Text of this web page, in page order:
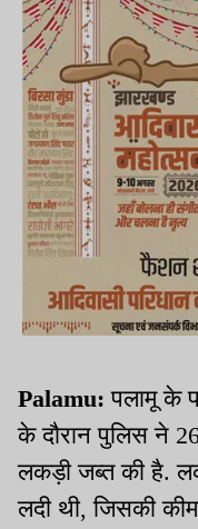
Palamu: पलामू के
के दौरान पुलिस ने
लकड़ी जब्त की है.
लदी थी, जिसकी